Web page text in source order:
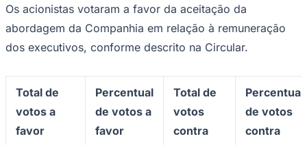
Goiás
Os acionistas votaram a favor da aceitação da
abordagem da Companhia em relação à remuneração
dos executivos, conforme descrito na Circular.
Total de
votos a
favor
Percentual
de votos a
favor
Total de
votos
contra
Percentual
de votos
contra